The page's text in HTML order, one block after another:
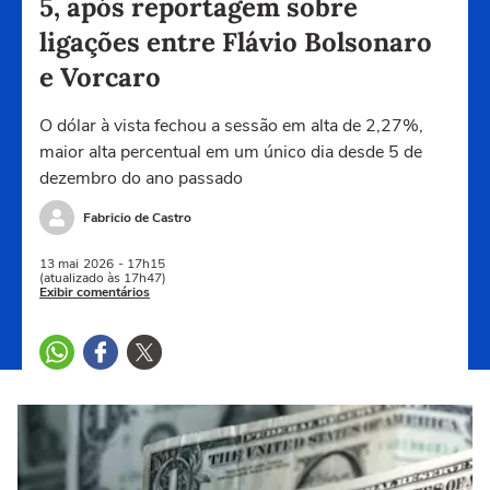
5, após reportagem sobre
ligações entre Flávio Bolsonaro
e Vorcaro
O dólar à vista fechou a sessão ‌em alta de 2,27%,
maior alta percentual em um único dia desde 5 de
dezembro do ano passado
Fabricio de Castro
13 mai 2026 - 17h15
(atualizado às 17h47)
Exibir comentários